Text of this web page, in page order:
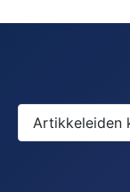
Artikkeleiden